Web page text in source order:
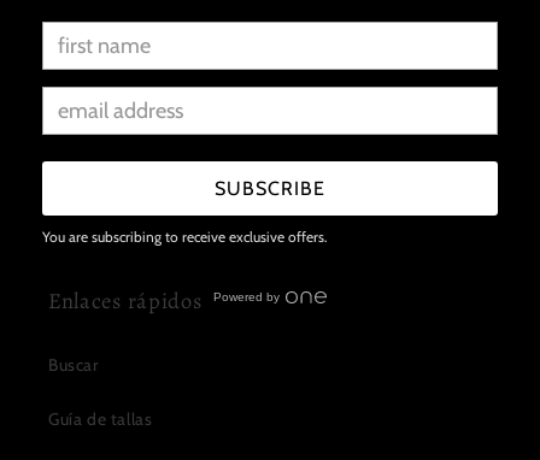
Página de inicio
Tienda
Enlaces rápidos
Buscar
Guía de tallas
SUBSCRIBE
You are subscribing to receive exclusive offers.
Powered by